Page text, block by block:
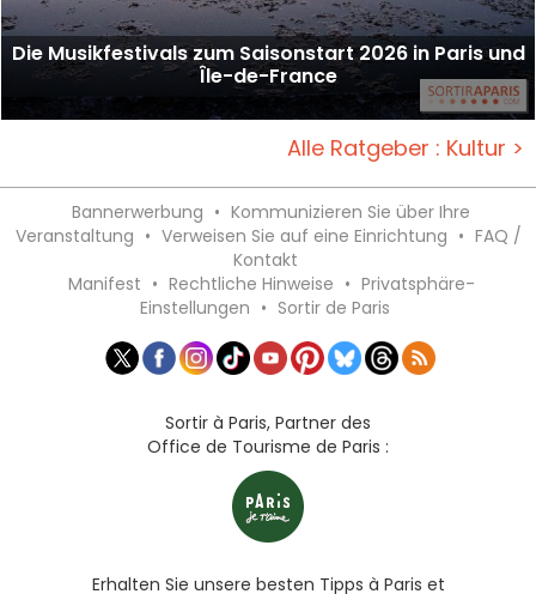
Die Musikfestivals zum Saisonstart 2026 in Paris und
Île-de-France
Alle Ratgeber : Kultur >
Bannerwerbung • Kommunizieren Sie über Ihre
Veranstaltung • Verweisen Sie auf eine Einrichtung • FAQ /
Kontakt
Manifest • Rechtliche Hinweise • Privatsphäre-
Einstellungen • Sortir de Paris
Sortir à Paris, Partner des
Office de Tourisme de Paris :
Erhalten Sie unsere besten Tipps à Paris et